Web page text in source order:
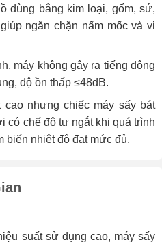
dùng bằng kim loại, gốm, sứ,
ngăn chặn nấm mốc và vi
máy không gây ra tiếng động
độ ồn thấp ≤48dB.
cao nhưng chiếc máy sấy bát
có chế độ tự ngắt khi quá trình
biến nhiệt độ đạt mức đủ.
suất sử dụng cao, máy sấy